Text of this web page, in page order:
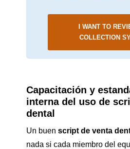
I WANT TO
COLLECTION
Capacitación y
interna del uso de
dental
Un buen script de venta
nada si cada miembro del